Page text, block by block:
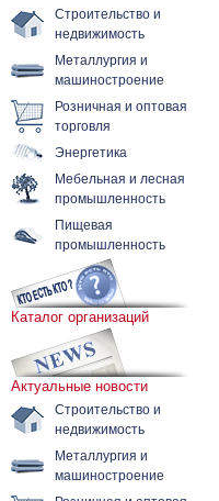
Строительство и
недвижимость
Металлургия и
машиностроение
Розничная и оптовая
торговля
Энергетика
Мебельная и лесная
промышленность
Пищевая
промышленность
Каталог организаций
Актуальные новости
Строительство и
недвижимость
Металлургия и
машиностроение